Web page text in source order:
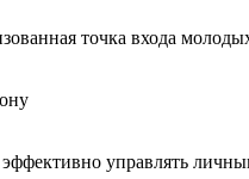
точка входа
управлять